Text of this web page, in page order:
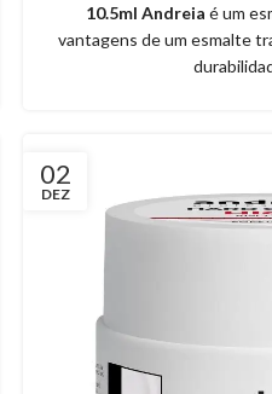
10.5ml Andreia é um
vantagens de um esmalte
02
DEZ